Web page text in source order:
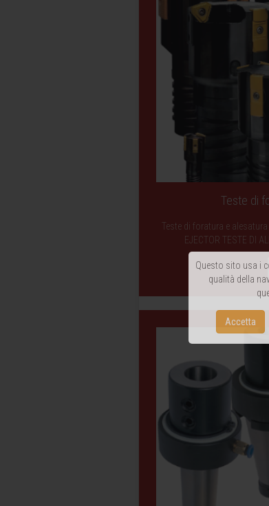
Questo sito usa i
qualità della
Accetta
Teste di
Teste di foratura e alesatura
EJECTOR TESTE DI